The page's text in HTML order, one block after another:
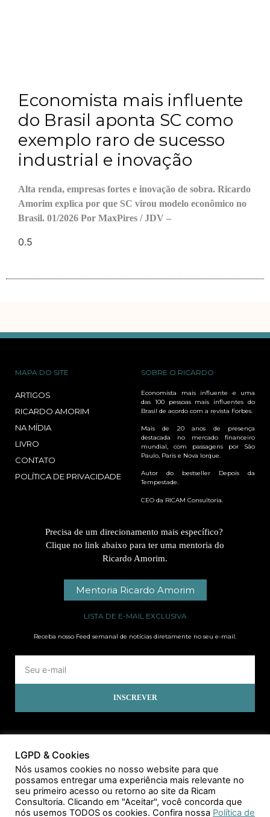
Economista mais influente
do Brasil aponta SC como
exemplo raro de sucesso
industrial e inovação
Alta renda, empresas fortes e inovação de sobra. Ricardo
Amorim explica por que SC virou modelo econômico no
Brasil. 01/2026 Por MaxPires / JDV –
MAPA DO SITE
ARTIGOS
RICARDO AMORIM
NA MÍDIA
LIVRO
CONTATO
POLÍTICA DE PRIVACIDADE
SOBRE O RICARDO
Economista mais influente e uma
das 100 pessoas mais influentes do
Brasil de acordo com a revista Forbes.
Mais de 20 anos de presença
destacada no mercado financeiro
mundial, com passagens por São
Paulo, Paris e Nova Iorque.
Autor do bestseller Depois da
Tempestade.
CEO da RICAM Consultoria.
Precisa de um direcionamento mais específico?
Clique no link abaixo para ter uma mentoria do
Ricardo Amorim.
Mentoria Ricardo Amorim
LISTA DE E-MAIL EXCLUSIVA
Receba nosso Feed semanal de notícias diretamente no seu e-mail.
INSCREVER
LGPD & Cookies
Nós usamos cookies no nosso website para que
possamos entregar uma experiência mais relevante no
seu primeiro acesso ou retorno ao site da Ricam
Consultoria. Clicando em "Aceitar", você concorda que
nós usemos TODOS os cookies. Confira nossa Política de